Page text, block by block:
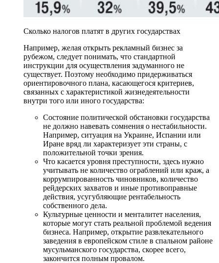
Сколько налогов платят в других государствах
Например, желая открыть рекламный бизнес за
рубежом, следует понимать, что стандартной
инструкции для осуществления задуманного не
существует. Поэтому необходимо придерживаться
ориентировочного плана, касающегося критериев,
связанных с характеристикой жизнедеятельности
внутри того или иного государства:
Состояние политической обстановки государства
не должно навевать сомнения о нестабильности.
Например, ситуация на Украине, Испании или
Иране вряд ли характеризует эти страны, с
положительной точки зрения.
Что касается уровня преступности, здесь нужно
учитывать не количество ограблений или краж, а
коррумпированность чиновников, количество
рейдерских захватов и иные противоправные
действия, усугубляющие рентабельность
собственного дела.
Культурные ценности и менталитет населения,
которые могут стать реальной проблемой ведения
бизнеса. Например, открытие развлекательного
заведения в европейском стиле в спальном районе
мусульманского государства, скорее всего,
закончится полным провалом.